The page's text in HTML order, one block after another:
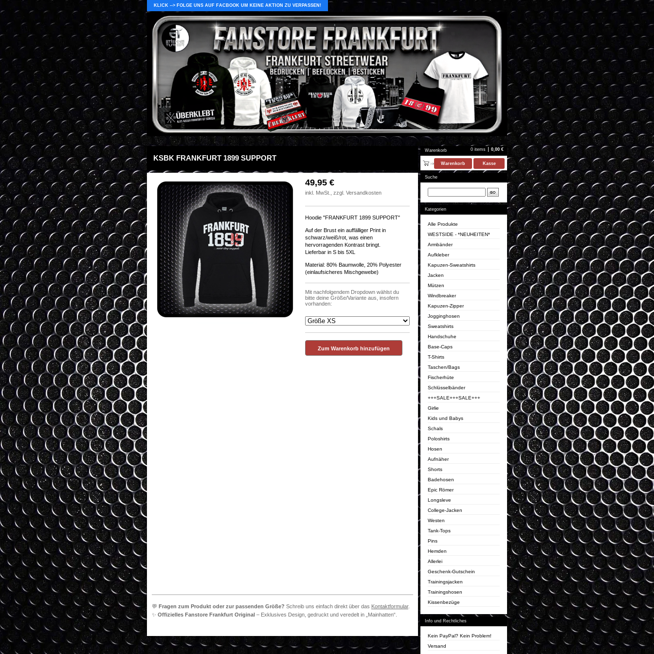
KLICK --> FOLGE UNS AUF FACBOOK UM KEINE AKTION ZU VERPASSEN!
KSBK FRANKFURT 1899 SUPPORT
49,95 €
inkl. MwSt., zzgl. Versandkosten
Hoodie "FRANKFURT 1899 SUPPORT"
Auf der Brust ein auffälliger Print in
schwarz/weiß/rot, was einen
hervorragenden Kontrast bringt.
Lieferbar in S bis 5XL
Material: 80% Baumwolle, 20% Polyester
(einlaufsicheres Mischgewebe)
Mit nachfolgendem Dropdown wählst du
bitte deine Größe/Variante aus, insofern
vorhanden:
Zum Warenkorb hinzufügen
💬 Fragen zum Produkt oder zur passenden Größe? Schreib uns einfach direkt über das Kontaktformular.
✨ Offizielles Fanstore Frankfurt Original – Exklusives Design, gedruckt und veredelt in „Mainhatten“.
Warenkorb 0 items 0,00 €
Warenkorb Kasse
Suche
Kategorien
Alle Produkte
WESTSIDE - *NEUHEITEN*
Armbänder
Aufkleber
Kapuzen-Sweatshirts
Jacken
Mützen
Windbreaker
Kapuzen-Zipper
Jogginghosen
Sweatshirts
Handschuhe
Base-Caps
T-Shirts
Taschen/Bags
Fischerhüte
Schlüsselbänder
+++SALE+++SALE+++
Girlie
Kids und Babys
Schals
Poloshirts
Hosen
Aufnäher
Shorts
Badehosen
Epic Römer
Longsleve
College-Jacken
Westen
Tank-Tops
Pins
Hemden
Allerlei
Geschenk-Gutschein
Trainingsjacken
Trainingshosen
Kissenbezüge
Info und Rechtliches
Kein PayPal? Kein Problem!
Versand